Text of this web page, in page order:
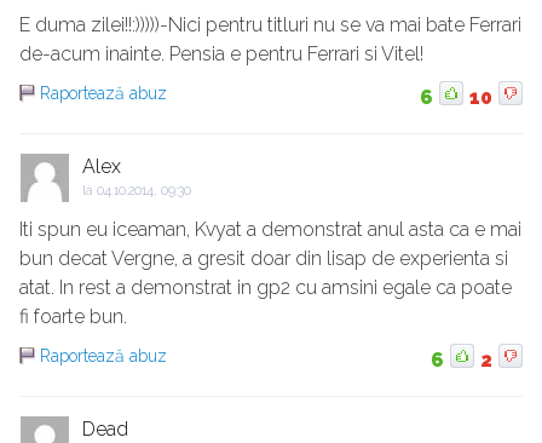
E duma zilei!!:)))))-Nici pentru titluri nu se va mai bate Ferrari
de-acum inainte. Pensia e pentru Ferrari si Vitel!
Raportează abuz 6 10
Alex
la 04.10.2014, 09:30
Iti spun eu iceaman, Kvyat a demonstrat anul asta ca e mai
bun decat Vergne, a gresit doar din lisap de experienta si
atat. In rest a demonstrat in gp2 cu amsini egale ca poate
fi foarte bun.
Raportează abuz 6 2
Dead